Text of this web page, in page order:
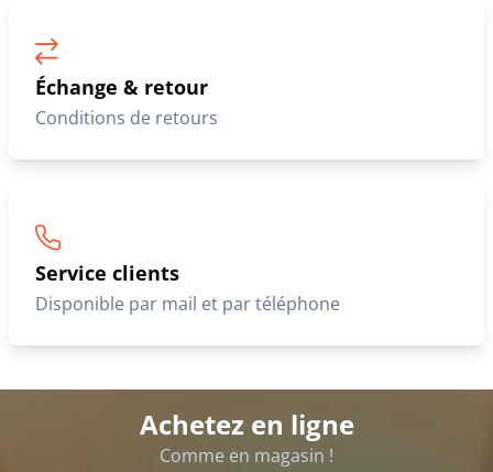
Échange & retour
Conditions de retours
Service clients
Disponible par mail et par téléphone
Achetez en ligne
Comme en magasin !